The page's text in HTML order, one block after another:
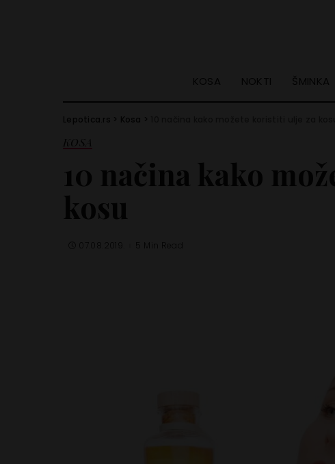
KOSA NOKTI ŠMINKA
Lepotica.rs > Kosa >
KOSA
10 načina kako
kosu